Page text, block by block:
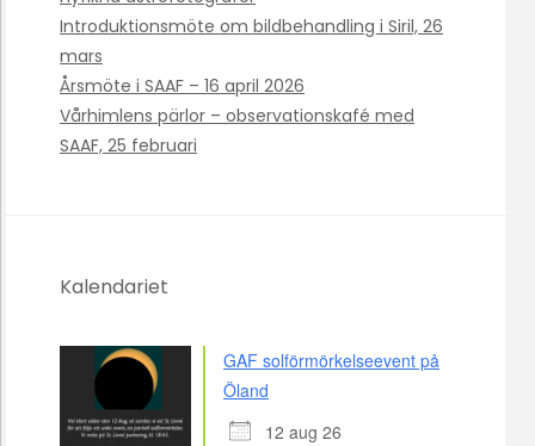
Introduktionsmöte om bildbehandling i Siril, 26
mars
Årsmöte i SAAF – 16 april 2026
Vårhimlens pärlor – observationskafé med
SAAF, 25 februari
Kalendariet
GAF solförmörkelseevent på
Öland
12 aug 26